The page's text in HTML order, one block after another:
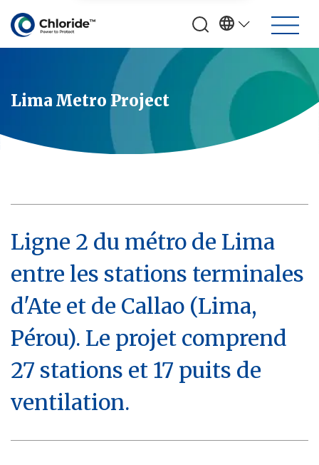
Lima Metro Project
Ligne 2 du métro de Lima
entre les stations terminales
d'Ate et de Callao (Lima,
Pérou). Le projet comprend
27 stations et 17 puits de
ventilation.